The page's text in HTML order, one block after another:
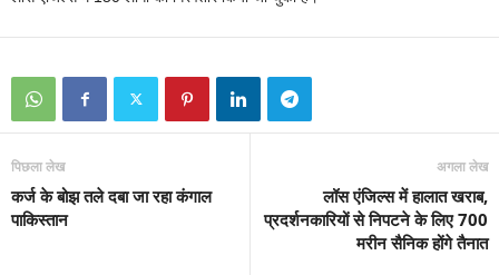
पिछला लेख
कर्ज के बोझ तले दबा जा रहा कंगाल
पाकिस्तान
अगला लेख
लॉस एंजिल्स में हालात खराब,
प्रदर्शनकारियों से निपटने के लिए 700
मरीन सैनिक होंगे तैनात